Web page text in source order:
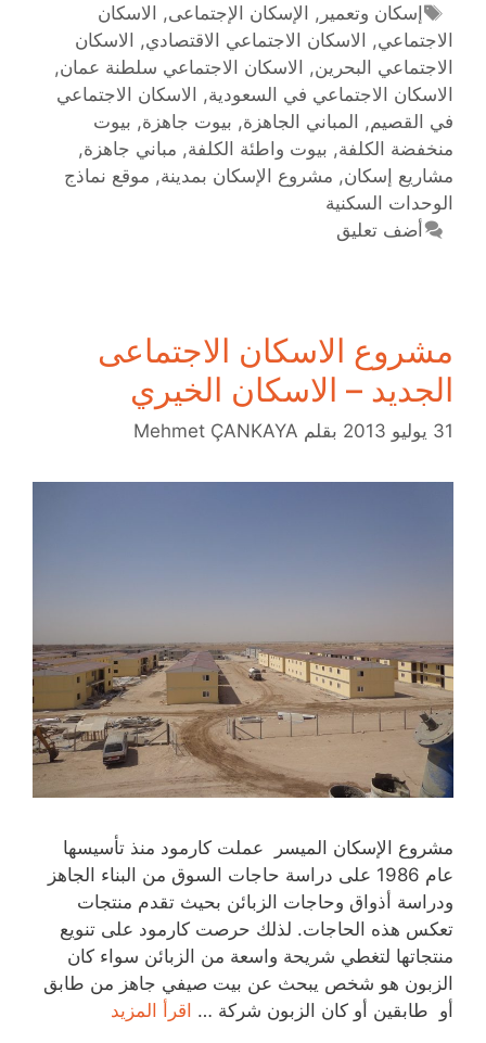
إسكان وتعمير , الإسكان الإجتماعى, الاسكان
الاجتماعي, الاسكان الاجتماعي الاقتصادي, الاسكان
الاجتماعي البحرين, الاسكان الاجتماعي سلطنة عمان,
الاسكان الاجتماعي في السعودية, الاسكان الاجتماعي
في القصيم, المباني الجاهزة, بيوت جاهزة, بيوت
منخفضة الكلفة, بيوت واطئة الكلفة, مباني جاهزة,
مشاريع إسكان, مشروع الإسكان بمدينة, موقع نماذج
الوحدات السكنية
أضف تعليق
مشروع الاسكان الاجتماعى
الجديد – الاسكان الخيري
31 يوليو 2013 بقلم Mehmet ÇANKAYA
مشروع الإسكان الميسر عملت كارمود منذ تأسيسها
عام 1986 على دراسة حاجات السوق من البناء الجاهز
ودراسة أذواق وحاجات الزبائن بحيث تقدم منتجات
تعكس هذه الحاجات. لذلك حرصت كارمود على تنويع
منتجاتها لتغطي شريحة واسعة من الزبائن سواء كان
الزبون هو شخص يبحث عن بيت صيفي جاهز من طابق
أو طابقين أو كان الزبون شركة … اقرأ المزيد